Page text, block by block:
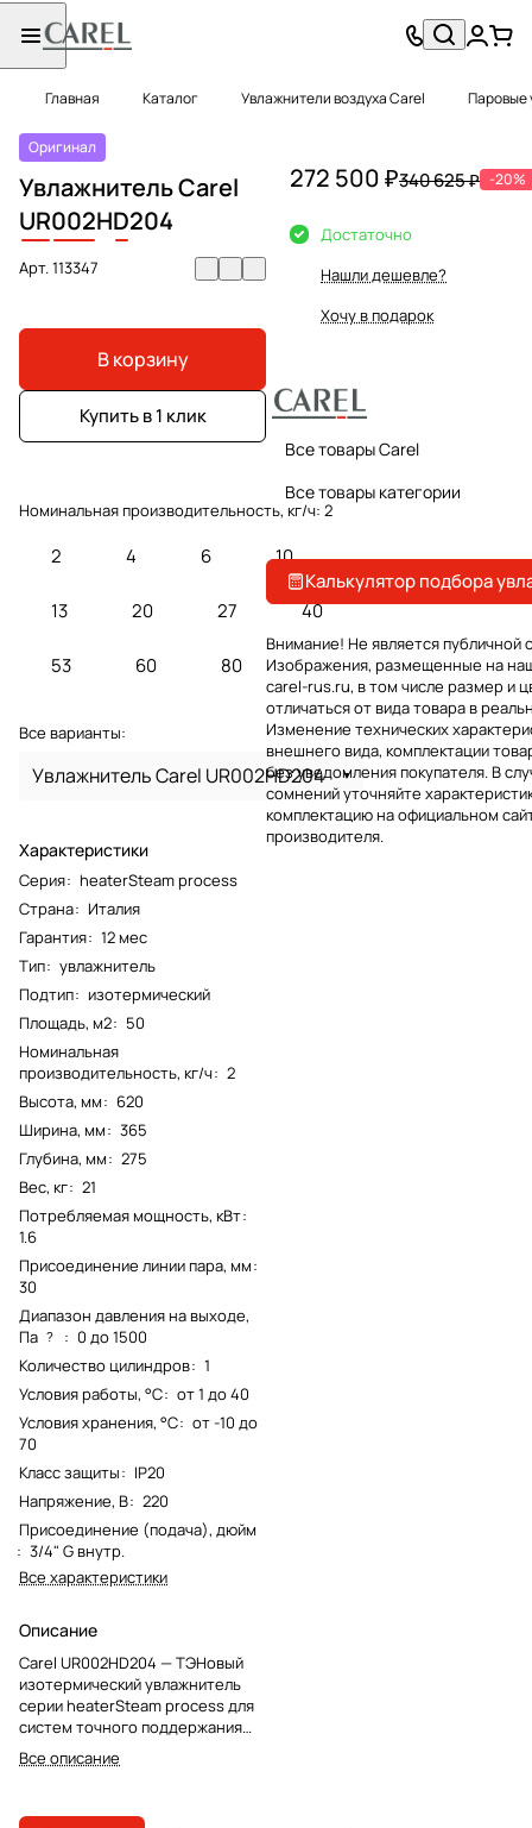
Главная Каталог Увлажнители воздуха Carel Паровые
Оригинал
Увлажнитель Carel
UR002HD204
Арт.113347
В корзину
Купить в 1 клик
Номинальная производительность, кг/ч: 2
2 4 6 10
13 20 27 40
53 60 80
Все варианты:
Увлажнитель Carel UR002HD204
Характеристики
Серия: heaterSteam process
Страна: Италия
Гарантия: 12 мес
Тип: увлажнитель
Подтип: изотермический
Площадь, м2: 50
Номинальная
производительность, кг/ч: 2
Высота, мм: 620
Ширина, мм: 365
Глубина, мм: 275
Вес, кг: 21
Потребляемая мощность, кВт:
1.6
Присоединение линии пара, мм:
30
Диапазон давления на выходе,
Па ? : 0 до 1500
Количество цилиндров: 1
Условия работы, °С: от 1 до 40
Условия хранения, °С: от -10 до
70
Класс защиты: IP20
Напряжение, В: 220
Присоединение (подача), дюйм
: 3/4" G внутр.
Все характеристики
Описание
Carel UR002HD204 — ТЭНовый
изотермический увлажнитель
серии heaterSteam process для
систем точного поддержания
влажности, работающий с
бойлером URKB.
Все описание
272 500 ₽340 625 ₽ -20%
Достаточно
Нашли дешевле?
Хочу в подарок
Все товары Carel
Все товары категории
Калькулятор подбора
Внимание! Не является публичной
Изображения, размещенные на
carel-rus.ru, в том числе размер и
отличаться от вида товара в
Изменение технических
внешнего вида, комплектации
без уведомления покупателя. В
сомнений уточняйте
комплектацию на официальном
производителя.